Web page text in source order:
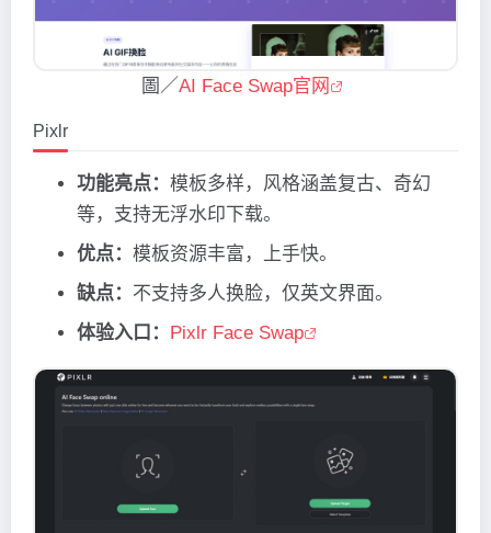
圖／AI Face Swap官网
Pixlr
功能亮点： 模板多样，风格涵盖复古、奇幻
等，支持无浮水印下载。
优点： 模板资源丰富，上手快。
缺点： 不支持多人换脸，仅英文界面。
体验入口：
Pixlr Face Swap